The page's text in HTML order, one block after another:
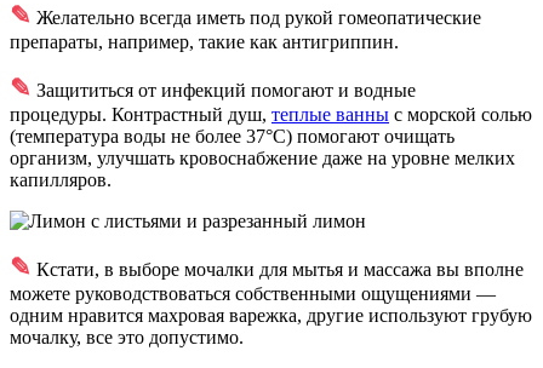
✎ Желательно всегда иметь под рукой гомеопатические
препараты, например, такие как антигриппин.
✎ Защититься от инфекций помогают и водные
процедуры. Контрастный душ, теплые ванны с морской солью
(температура воды не более 37°С) помогают очищать
организм, улучшать кровоснабжение даже на уровне мелких
капилляров.
✎ Кстати, в выборе мочалки для мытья и массажа вы вполне
можете руководствоваться собственными ощущениями —
одним нравится махровая варежка, другие используют грубую
мочалку, все это допустимо.